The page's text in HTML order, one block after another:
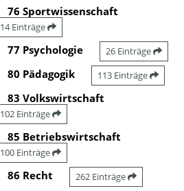
76 Sportwissenschaft
14 Einträge
77 Psychologie 26 Einträge
80 Pädagogik 113 Einträge
83 Volkswirtschaft
102 Einträge
85 Betriebswirtschaft
100 Einträge
86 Recht 262 Einträge